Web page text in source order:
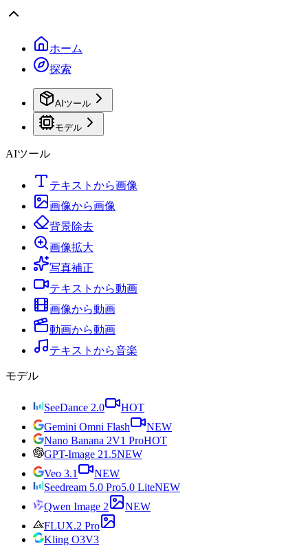
ホーム
探索
AIツール
モデル
AIツール
テキストから画像
画像から画像
背景除去
画像拡大
写真補正
テキストから動画
画像から動画
動画から動画
テキストから音楽
モデル
SeeDance 2.0
HOT
Gemini Omni Flash
NEW
Nano Banana 2V1 ProHOT
GPT-Image 21.5NEW
Veo 3.1
NEW
Seedream 5.0 Pro5.0 LiteNEW
Qwen Image 2
NEW
FLUX.2 Pro
Kling O3V3